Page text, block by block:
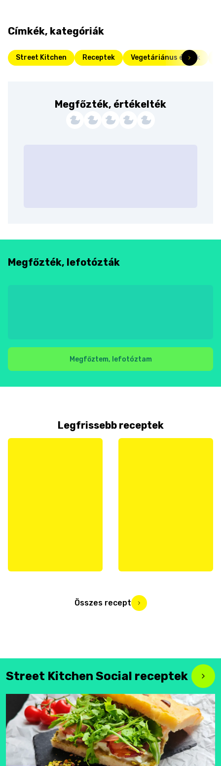
Címkék, kategóriák
Street Kitchen Receptek Vegetáriánus ételek
Megfőzték, értékelték
Megfőzték, lefotózták
Megfőztem, lefotóztam
Legfrissebb receptek
Összes recept
Street Kitchen Social receptek